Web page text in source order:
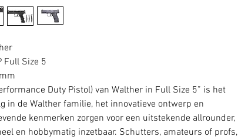
Full Size 5
Duty Pistol) van Walther in Full Size 5” is het
in de Walther familie, het innovatieve ontwerp en
kenmerken zorgen voor een uitstekende allrounder,
en hobbymatig inzetbaar. Schutters, amateurs of profs,